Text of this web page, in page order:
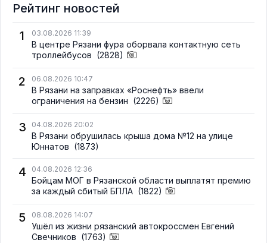
Рейтинг новостей
1
03.08.2026 11:39
В центре Рязани фура оборвала контактную сеть
троллейбусов (2828)
2 06.08.2026 10:47
В Рязани на заправках «Роснефть» ввели
ограничения на бензин (2226)
3 04.08.2026 20:02
В Рязани обрушилась крыша дома №12 на улице
Юннатов (1873)
4 04.08.2026 12:36
Бойцам МОГ в Рязанской области выплатят премию
за каждый сбитый БПЛА (1822)
5 08.08.2026 14:07
Ушёл из жизни рязанский автокроссмен Евгений
Свечников (1763)